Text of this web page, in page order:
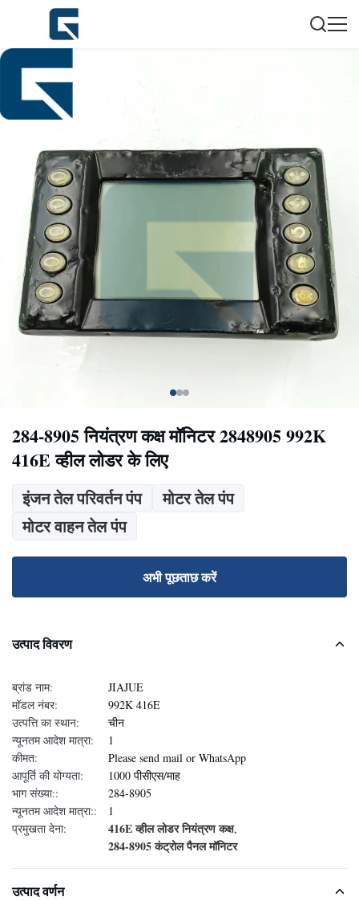
284-8905 नियंत्रण कक्ष मॉनिटर 2848905 992K
416E व्हील लोडर के लिए
इंजन तेल परिवर्तन पंप
मोटर तेल पंप
मोटर वाहन तेल पंप
अभी पूछताछ करें
उत्पाद विवरण
ब्रांड नाम:
JIAJUE
मॉडल नंबर:
992K 416E
उत्पत्ति का स्थान:
चीन
न्यूनतम आदेश मात्रा:
1
कीमत:
Please send mail or WhatsApp
आपूर्ति की योग्यता:
1000 पीसीएस/माह
भाग संख्या::
284-8905
न्यूनतम आदेश मात्रा::
1
प्रमुखता देना:
416E व्हील लोडर नियंत्रण कक्ष,
284-8905 कंट्रोल पैनल मॉनिटर
उत्पाद वर्णन